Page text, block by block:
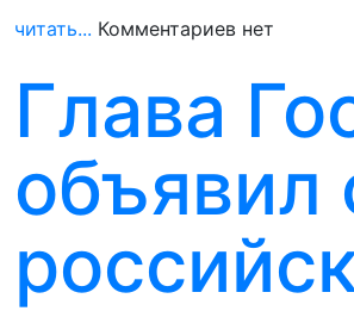
читать... Комментариев нет
Глава
объявил